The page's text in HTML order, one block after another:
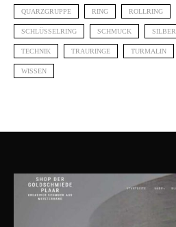
QUARZGRUPPE RING ROLLRING
SCHLÜSSELRING SCHMUCK SILBER
TECHNIK TRAURINGE TURMALIN
WISSEN